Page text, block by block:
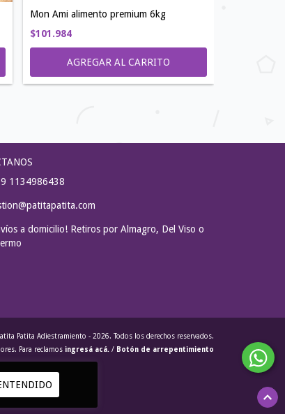
Mon Ami alimento premium 6kg
$101.984
1134986438
a domicilio! Retiros por Almagro, Del Viso o
Patita Adiestramiento - 2026. Todos los derechos reservados.
Para reclamos ingresá acá. / Botón de arrepentimiento